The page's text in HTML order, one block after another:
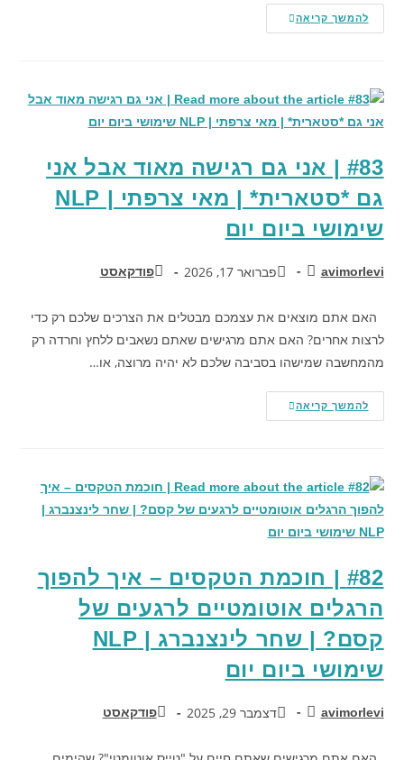
להמשך קריאה
#83 | אני גם רגישה מאוד אבל אני
גם *סטארית* | מאי צרפתי | NLP
שימושי ביום יום
avimorlevi פברואר 17, 2026 פודקאסט
האם אתם מוצאים את עצמכם מבטלים את הצרכים שלכם רק כדי
לרצות אחרים? האם אתם מרגישים שאתם נשאבים ללחץ וחרדה רק
מהמחשבה שמישהו בסביבה שלכם לא יהיה מרוצה, או…
להמשך קריאה
#82 | חוכמת הטקסים – איך להפוך
הרגלים אוטומטיים לרגעים של
קסם? | שחר לינצנברג | NLP
שימושי ביום יום
avimorlevi דצמבר 29, 2025 פודקאסט